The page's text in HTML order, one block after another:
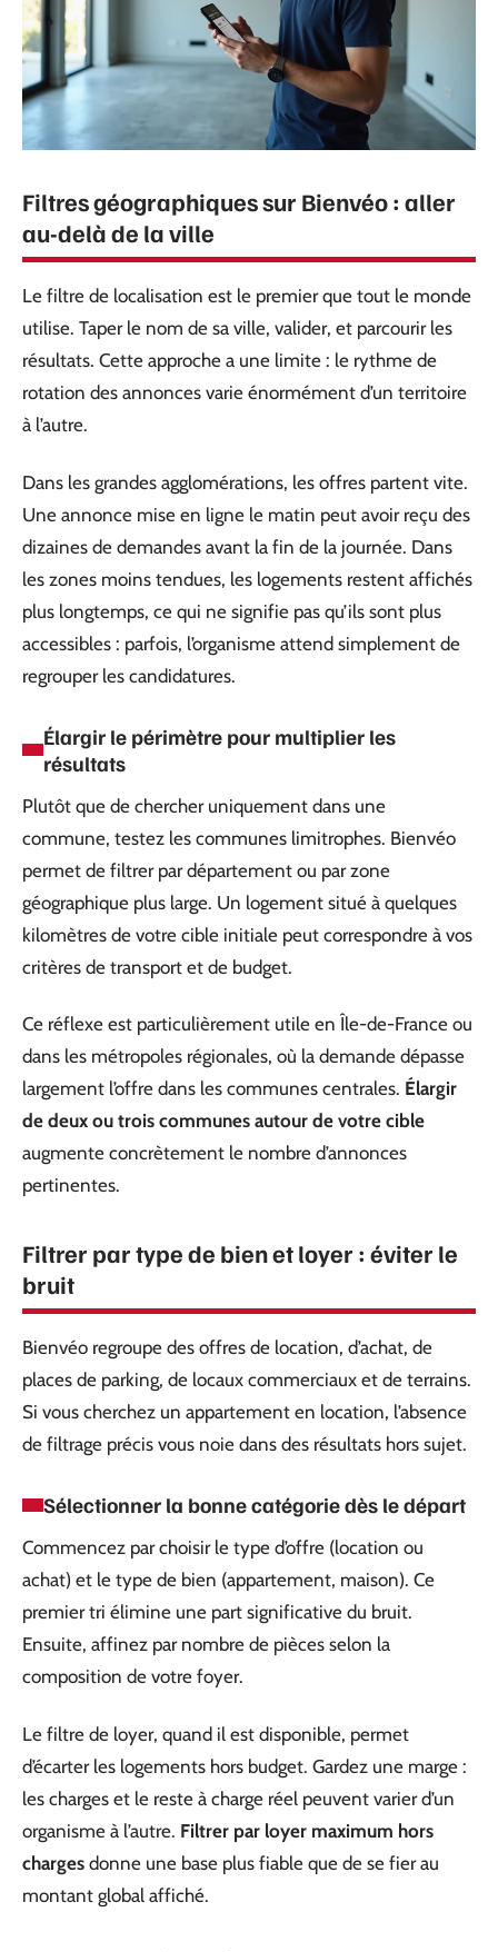
Filtres géographiques sur Bienvéo : aller
au-delà de la ville
Le filtre de localisation est le premier que tout le monde
utilise. Taper le nom de sa ville, valider, et parcourir les
résultats. Cette approche a une limite : le rythme de
rotation des annonces varie énormément d’un territoire
à l’autre.
Dans les grandes agglomérations, les offres partent vite.
Une annonce mise en ligne le matin peut avoir reçu des
dizaines de demandes avant la fin de la journée. Dans
les zones moins tendues, les logements restent affichés
plus longtemps, ce qui ne signifie pas qu’ils sont plus
accessibles : parfois, l’organisme attend simplement de
regrouper les candidatures.
Élargir le périmètre pour multiplier les
résultats
Plutôt que de chercher uniquement dans une
commune, testez les communes limitrophes. Bienvéo
permet de filtrer par département ou par zone
géographique plus large. Un logement situé à quelques
kilomètres de votre cible initiale peut correspondre à vos
critères de transport et de budget.
Ce réflexe est particulièrement utile en Île-de-France ou
dans les métropoles régionales, où la demande dépasse
largement l’offre dans les communes centrales. Élargir
de deux ou trois communes autour de votre cible
augmente concrètement le nombre d’annonces
pertinentes.
Filtrer par type de bien et loyer : éviter le
bruit
Bienvéo regroupe des offres de location, d’achat, de
places de parking, de locaux commerciaux et de terrains.
Si vous cherchez un appartement en location, l’absence
de filtrage précis vous noie dans des résultats hors sujet.
Sélectionner la bonne catégorie dès le départ
Commencez par choisir le type d’offre (location ou
achat) et le type de bien (appartement, maison). Ce
premier tri élimine une part significative du bruit.
Ensuite, affinez par nombre de pièces selon la
composition de votre foyer.
Le filtre de loyer, quand il est disponible, permet
d’écarter les logements hors budget. Gardez une marge :
les charges et le reste à charge réel peuvent varier d’un
organisme à l’autre. Filtrer par loyer maximum hors
charges donne une base plus fiable que de se fier au
montant global affiché.